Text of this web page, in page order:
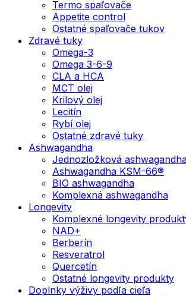
Termo spaľovače
Appetite control
Ostatné spaľovače tukov
Zdravé tuky
Omega-3
Omega 3-6-9
CLA a HCA
MCT olej
Krilový olej
Lecitín
Rybí olej
Ostatné zdravé tuky
Ashwagandha
Jednozložková
Ashwagandha KSM-66®
BIO ashwagandha
Komplexná ashwagandha
Longevity
Komplexné longevity
NAD+
Berberín
Resveratrol
Quercetín
Ostatné longevity produkty
Doplnky výživy podľa cieľa